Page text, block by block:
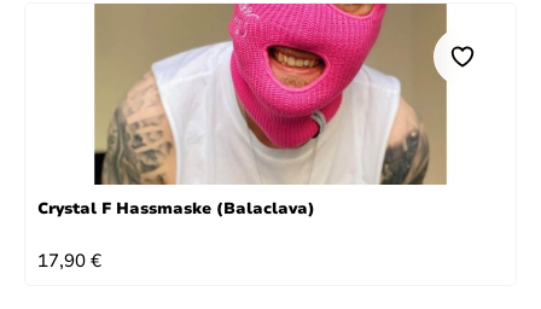
Crystal F Hassmaske (Balaclava)
REGULÄRER PREIS:
17,90 €